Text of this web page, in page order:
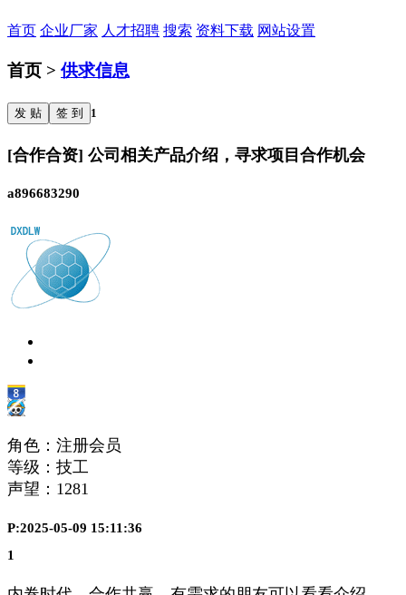
首页 企业厂家 人才招聘 搜索 资料下载 网站设置
首页 > 供求信息
发 贴 签 到 1
[合作合资] 公司相关产品介绍，寻求项目合作机会
a896683290
角色：注册会员
等级：技工
声望： 1281
P:2025-05-09 15:11:36
1